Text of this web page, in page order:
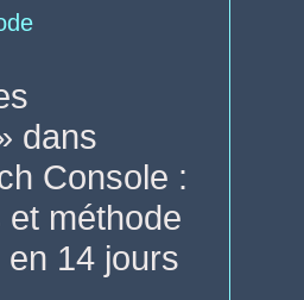
dans
Console :
méthode
14 jours